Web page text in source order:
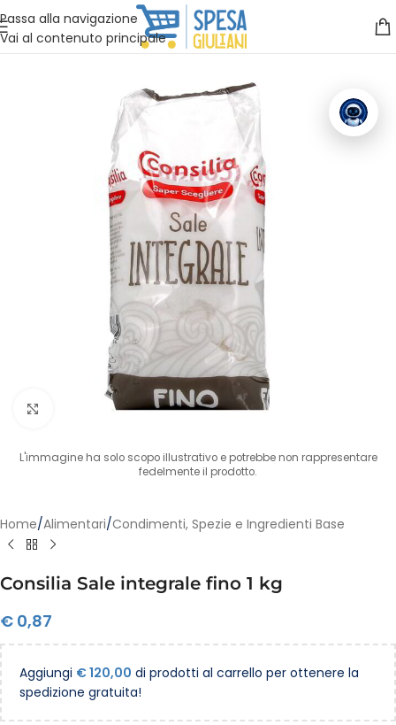
Passa alla navigazione
Vai al contenuto principale
Vuoi assistenza?Clicca qui e ti richiamiamo noi
Clicca per ingrandire
L'immagine ha solo scopo illustrativo e potrebbe non rappresentare
fedelmente il prodotto.
Home/Alimentari/Condimenti, Spezie e Ingredienti Base
Consilia Sale integrale fino 1 kg
€ 0,87
Aggiungi €120,00 di prodotti al carrello per ottenere la
spedizione gratuita!